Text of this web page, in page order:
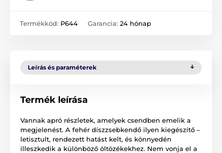
Termékkód: P644 Garancia: 24 hónap
Leírás és paraméterek
Termék leírása
Vannak apró részletek, amelyek csendben emelik a
megjelenést. A fehér díszzsebkendő ilyen kiegészítő –
letisztult, rendezett hatást kelt, és könnyedén
illeszkedik a különböző öltözékekhez. Nem vonja el a